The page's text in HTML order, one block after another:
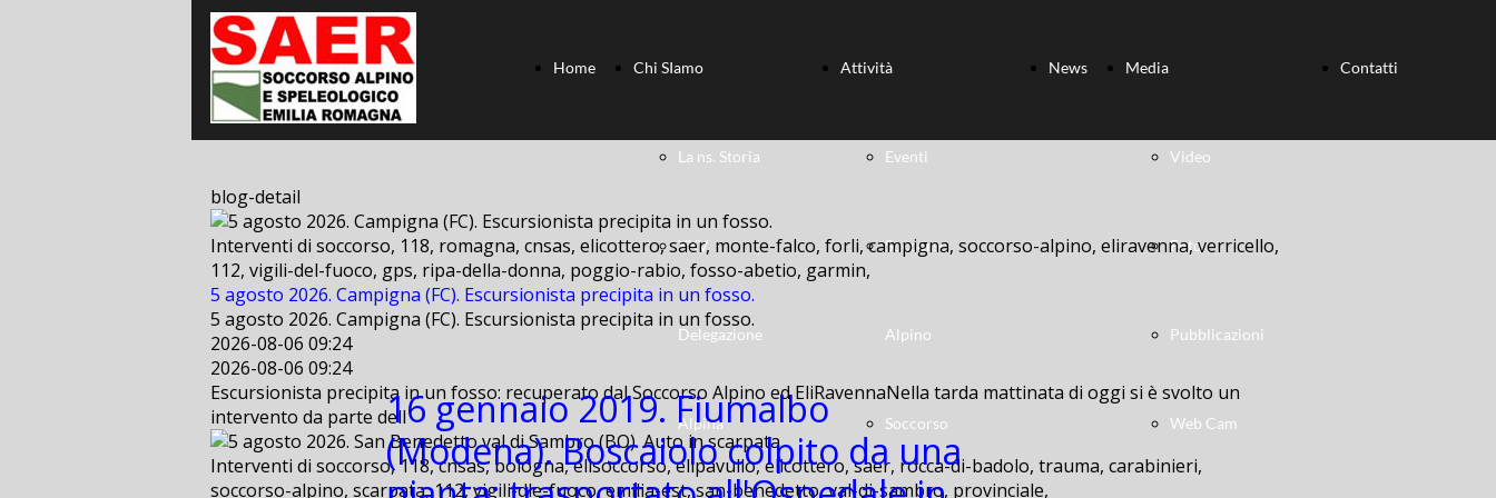
Home Chi SIamo
La ns. Storia
XXV
Delegazione
Alpina
Attività
Eventi
Soccorso
Alpino
Soccorso
News Media
Video
Foto
Pubblicazioni
Web Cam
Contatti
blog-detail
Interventi di soccorso, 118, romagna, cnsas, elicottero, saer, monte-falco, forli, campigna, soccorso-alpino, eliravenna, verricello,
112, vigili-del-fuoco, gps, ripa-della-donna, poggio-rabio, fosso-abetio, garmin,
5 agosto 2026. Campigna (FC). Escursionista precipita in un fosso.
5 agosto 2026. Campigna (FC). Escursionista precipita in un fosso.
2026-08-06 09:24
2026-08-06 09:24
Escursionista precipita in un fosso: recuperato dal Soccorso Alpino ed EliRavennaNella tarda mattinata di oggi si è svolto un
intervento da parte dell
Interventi di soccorso, 118, cnsas, bologna, elisoccorso, elipavullo, elicottero, saer, rocca-di-badolo, trauma, carabinieri,
soccorso-alpino, scarpata, 112, vigili-dle-fuoco, emilia-est, san-benedetto, val-di-sambro, provinciale,
16 gennaio 2019. Fiumalbo
(Modena). Boscaiolo colpito da una